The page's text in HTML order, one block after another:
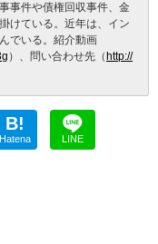
事件や債権回収事件、金
けている。近年は、イン
でいる。紹介動画
）、問い合わせ先（ http://
B!
Hatena LINE